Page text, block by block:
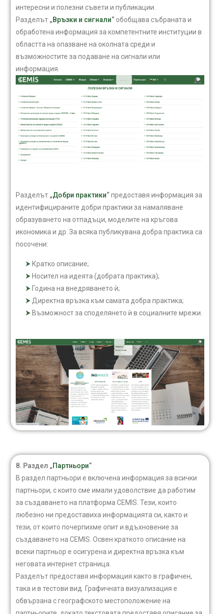
интересни и полезни съвети и публикации.
Разделът „Връзки и сигнали“ обобщава събраната и
обработена информация за компетентните институции в
областта на опазване на околната среди и
възможностите за подаване на сигнали или
информация.
Разделът „Добри практики“предоставя информация за
идентифицираните добри практики за намаляване
образуването на отпадъци, моделите на кръгова
икономика и др. За всяка публикувана добра практика са
посочени:
Кратко описание;
Носител на идеята (добрата практика);
Година на внедряването ѝ;
Директна връзка към самата добра практика;
Възможност за споделянето ѝ в социалните мрежи.
8. Раздел „Партньори“
В раздел партньори е включена информация за всички
партньори, с които сме имали удоволствие да работим
за създаването на платформа CEMIS. Тези, които
любезно ни предоставиха информацията си, както и
тези, от които почерпихме опит и вдъхновение за
създаването на CEMIS. Освен краткото описание на
всеки партньор е осигурена и директна връзка към
неговата интернет страница.
Разделът предоставя информация както в графичен,
така и в тестови вид. Графичната визуализация е
обвързана с географското местоположение на